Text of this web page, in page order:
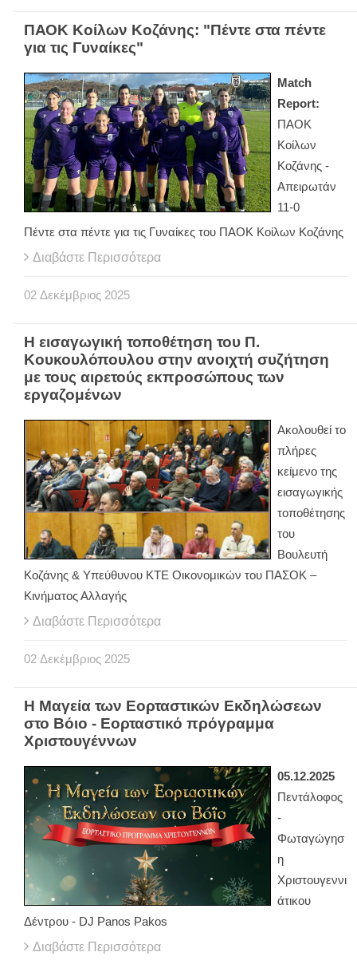
ΠΑΟΚ Κοίλων Κοζάνης: "Πέντε στα πέντε
για τις Γυναίκες"
Match
Report:
ΠΑΟΚ
Κοίλων
Κοζάνης -
Απειρωτάν
11-0
Πέντε στα πέντε για τις Γυναίκες του ΠΑΟΚ Κοίλων Κοζάνης
Διαβάστε Περισσότερα
02 Δεκέμβριος 2025
Η εισαγωγική τοποθέτηση του Π.
Κουκουλόπουλου στην ανοιχτή συζήτηση
με τους αιρετούς εκπροσώπους των
εργαζομένων
Ακολουθεί το
πλήρες
κείμενο της
εισαγωγικής
τοποθέτησης
του
Βουλευτή
Κοζάνης & Υπεύθυνου ΚΤΕ Οικονομικών του ΠΑΣΟΚ –
Κινήματος Αλλαγής
Διαβάστε Περισσότερα
02 Δεκέμβριος 2025
Η Μαγεία των Εορταστικών Εκδηλώσεων
στο Βόιο - Εορταστικό πρόγραμμα
Χριστουγέννων
05.12.2025
Πεντάλοφος
-
Φωταγώγησ
η
Χριστουγεννι
άτικου
Δέντρου - DJ Panos Pakos
Διαβάστε Περισσότερα